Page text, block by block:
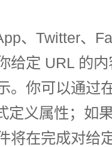
、Twitter、
给定 URL 的
。你可以通过
定义属性；如
将在完成对给